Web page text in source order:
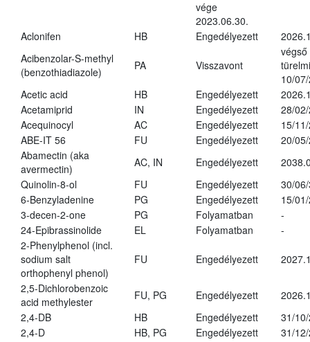
vége
2023.06.30.
Aclonifen HB Engedélyezett
Acibenzolar-S-methyl
(benzothiadiazole)
PA Visszavont
végső
10/
Acetic acid
HB Engedélyezett
Acetamiprid
IN Engedélyezett
28/
Acequinocyl
AC Engedélyezett
15/
ABE-IT 56
FU Engedélyezett
20/
Abamectin (aka
avermectin)
AC, IN Engedélyezett
Quinolin-8-ol
FU Engedélyezett
30/
6-Benzyladenine
PG Engedélyezett
15/
3-decen-2-one
PG Folyamatban
-
24-Epibrassinolide
EL Folyamatban
-
2-Phenylphenol (incl.
sodium salt
orthophenyl phenol)
FU Engedélyezett
2,5-Dichlorobenzoic
acid methylester
FU, PG Engedélyezett
2,4-DB
HB Engedélyezett
31/
2,4-D
HB, PG Engedélyezett
31/